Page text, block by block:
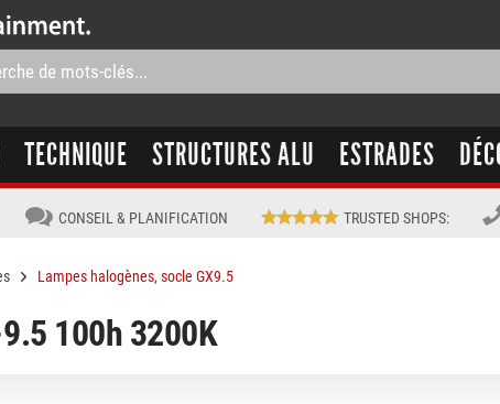
TECHNIQUE STRUCTURES ALU ESTRADES
CONSEIL & PLANIFICATION TRUSTED SHOPS:
Lampes halogènes, socle GX9.5
100h 3200K